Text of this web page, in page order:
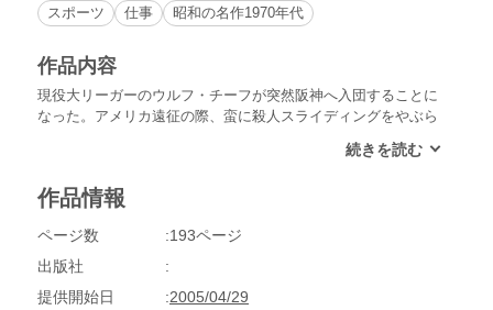
スポーツ
仕事 昭和の名作1970年代
作品内容
現役大リーガーのウルフ・チーフが突然阪神へ入団することに
なった。アメリカ遠征の際、蛮に殺人スライディングをやぶら
く広島の選手を血祭りに上げたウルフは、次の巨人戦でＯＮを
して公式戦デビューを果たす。
作品情報
ページ数
193ページ
出版社
提供開始日
2005/04/29